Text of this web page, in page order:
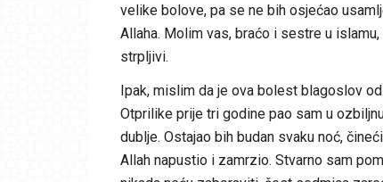
velike bolove, pa se ne bih osjećao
Allaha. Molim vas, braćo i sestre u
strpljivi.
Ipak, mislim da je ova bolest blagoslov
Otprilike prije tri godine pao sam u
dublje. Ostajao bih budan svaku noć,
Allah napustio i zamrzio. Stvarno sam